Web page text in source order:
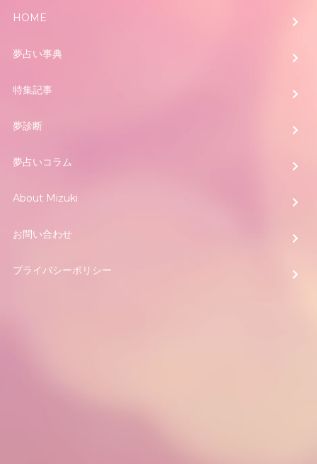
HOME
夢占い事典
特集記事
夢診断
夢占いコラム
About Mizuki
お問い合わせ
プライバシーポリシー